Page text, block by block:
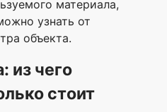
материала,
узнать от
объекта.
из чего
стоит